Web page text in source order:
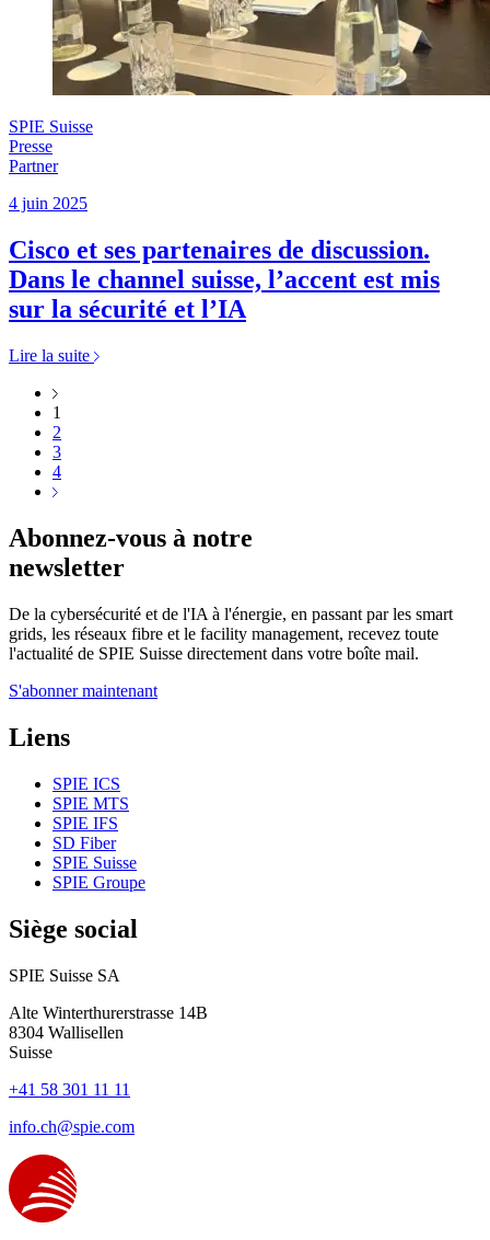
SPIE Suisse
Presse
Partner
4 juin 2025
Cisco et ses partenaires de discussion.
Dans le channel suisse, l’accent est mis
sur la sécurité et l’IA
Lire la suite
1
2
3
4
Abonnez-vous à notre
newsletter
De la cybersécurité et de l'IA à l'énergie, en passant par les smart
grids, les réseaux fibre et le facility management, recevez toute
l'actualité de SPIE Suisse directement dans votre boîte mail.
S'abonner maintenant
Liens
SPIE ICS
SPIE MTS
SPIE IFS
SD Fiber
SPIE Suisse
SPIE Groupe
Siège social
SPIE Suisse SA
Alte Winterthurerstrasse 14B
8304 Wallisellen
Suisse
+41 58 301 11 11
info.ch@spie.com